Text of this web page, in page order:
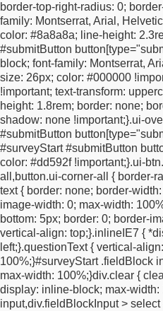
border-top-right-radius: 0;
family: Montserrat, Arial,
color: #8a8a8a; line-height:
#submitButton
block; font-family: Montserrat,
size: 26px; color: #000000
!important; text-transform:
height: 1.8rem; border: none;
shadow: none !important;}.ui-
#submitButton
#surveyStart #submitButton
color: #dd592f !important;}.ui-
all,button.ui-corner-all { border-
text { border: none; border-width:
image-width: 0; max-width:
bottom: 5px; border: 0; border-
vertical-align: top;}.inlineIE7 {
left;}.questionText { vertical-
100%;}#surveyStart .fieldBlock
max-width: 100%;}div.clear {
display: inline-block; max-width:
input,div.fieldBlockInput > select
0 0;outline: 0 !important;z-
10px;width: 10px; left: 7px
position: absolute;z-index: -1;}
label.ui-checkbox-off::after {
checkbox label::after {box-
height: 15px;width: 15px;
background-color: rgba(0, 0, 0,
1px solid !important;position:
0;}#surveyStart .ui-checkbox
background-color: #000000
controlgroup-vertical .ui-btn-
btn-inherit.ui-focus,
1px solid !important;box-
.ui-btn:hover {background-color:
=========================
RESPONSIVE
screen and (max-width: 767px) {
hidden;}#surveyStart {display:
calc(100% - 32px) !important;
margin: 0 auto !important;
#surveyStart > div,#surveyStart
.answerBlock,#surveyStart